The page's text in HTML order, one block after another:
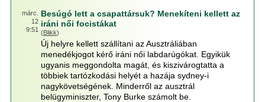
márc.
12
9:51
Besúgó lett a csapattársuk? Menekíteni kellett az
iráni női focistákat
(Blikk)
Új helyre kellett szállítani az Ausztráliában
menedékjogot kérő iráni női labdarúgókat. Egyikük
ugyanis meggondolta magát, és kiszivárogtatta a
többiek tartózkodási helyét a hazája sydney-i
nagykövetségének. Minderről az ausztrál
belügyminiszter, Tony Burke számolt be.